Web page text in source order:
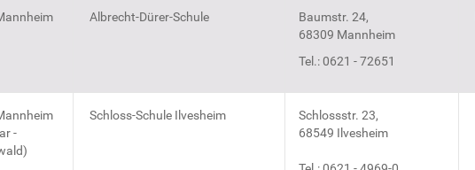
Albrecht-Dürer-Schule
Baumstr. 24,
68309 Mannheim
Tel.: 0621 - 72651
-
Schloss-Schule Ilvesheim
Schlossstr. 23,
68549 Ilvesheim